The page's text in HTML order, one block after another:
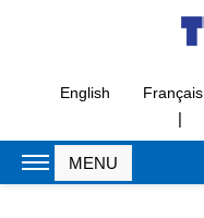
English Français
|